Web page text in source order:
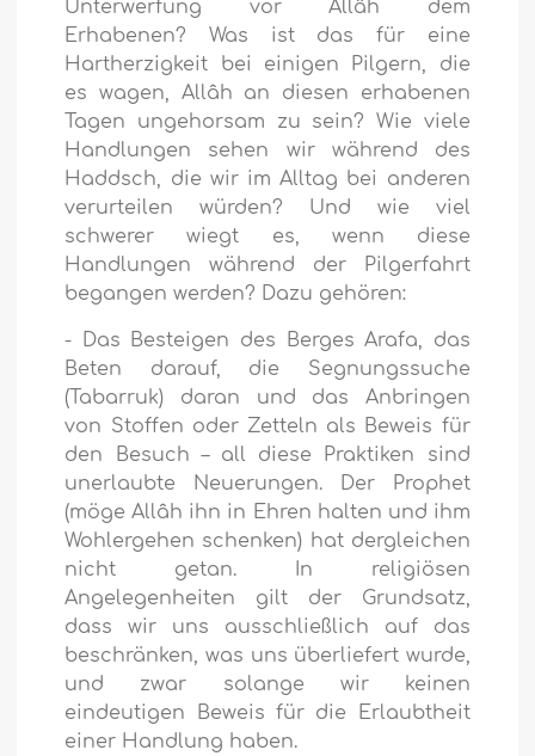
Unterwerfung vor Allâh dem
Erhabenen? Was ist das für eine
Hartherzigkeit bei einigen Pilgern, die
es wagen, Allâh an diesen erhabenen
Tagen ungehorsam zu sein? Wie viele
Handlungen sehen wir während des
Haddsch, die wir im Alltag bei anderen
verurteilen würden? Und wie viel
schwerer wiegt es, wenn diese
Handlungen während der Pilgerfahrt
begangen werden? Dazu gehören:
- Das Besteigen des Berges Arafa, das
Beten darauf, die Segnungssuche
(Tabarruk) daran und das Anbringen
von Stoffen oder Zetteln als Beweis für
den Besuch – all diese Praktiken sind
unerlaubte Neuerungen. Der Prophet
(möge Allâh ihn in Ehren halten und ihm
Wohlergehen schenken) hat dergleichen
nicht getan. In religiösen
Angelegenheiten gilt der Grundsatz,
dass wir uns ausschließlich auf das
beschränken, was uns überliefert wurde,
und zwar solange wir keinen
eindeutigen Beweis für die Erlaubtheit
einer Handlung haben.